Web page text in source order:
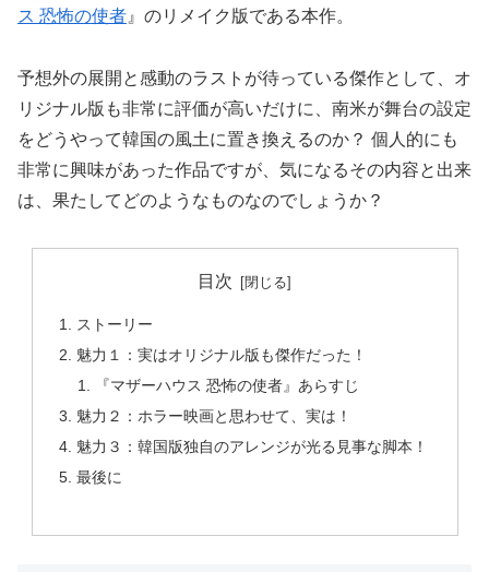
ス 恐怖の使者 』のリメイク版である本作。
予想外の展開と感動のラストが待っている傑作として、オ
リジナル版も非常に評価が高いだけに、南米が舞台の設定
をどうやって韓国の風土に置き換えるのか？ 個人的にも
非常に興味があった作品ですが、気になるその内容と出来
は、果たしてどのようなものなのでしょうか？
目次
ストーリー
魅力１：実はオリジナル版も傑作だった！
『マザーハウス 恐怖の使者』あらすじ
魅力２：ホラー映画と思わせて、実は！
魅力３：韓国版独自のアレンジが光る見事な脚本！
最後に